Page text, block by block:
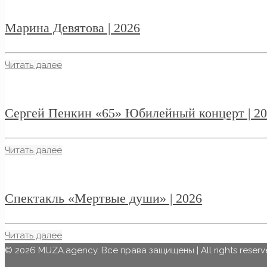
Марина Девятова | 2026
Читать далее
Сергей Пенкин «65» Юбилейный концерт |
Читать далее
Спектакль «Мертвые души» | 2026
Читать далее
© 2026 MUZA.agency. Все права защищены | All rights